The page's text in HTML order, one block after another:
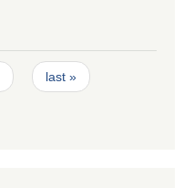
last »